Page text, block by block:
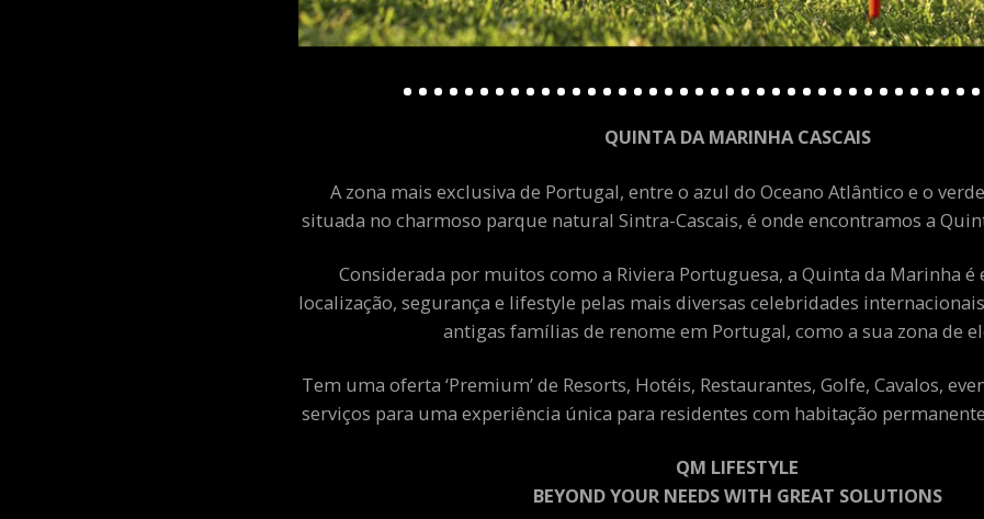
QUINTA DA MARINHA CASCAIS
A zona mais exclusiva de Portugal, entre o azul do Oceano Atlântico e o
situada no charmoso parque natural Sintra-Cascais, é onde encontramos a
Considerada por muitos como a Riviera Portuguesa, a Quinta da Marinha é
localização, segurança e lifestyle pelas mais diversas celebridades
antigas famílias de renome em Portugal, como a sua zona de
Tem uma oferta ‘Premium’ de Resorts, Hotéis, Restaurantes, Golfe, Cavalos,
serviços para uma experiência única para residentes com habitação
QM LIFESTYLE
BEYOND YOUR NEEDS WITH GREAT SOLUTIONS